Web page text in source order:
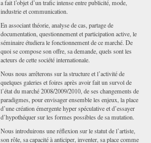
a fait l’objet d’un trafic intense entre publicité, mode,
industrie et communication.
En associant théorie, analyse de cas, partage de
documentation, questionnement et participation active, le
séminaire étudiera le fonctionnement de ce marché. De
quoi se compose son offre, sa demande, quels sont les
acteurs de cette société internationale.
Nous nous arrêterons sur la structure et l’activité de
quelques galeries et foires après avoir fait un survol de
l’état du marché 2008/2009/2010, de ses changements de
paradigmes, pour envisager ensemble les enjeux, la place
d’une création émergente hyper spéculative et d’essayer
d’hypothéquer sur les formes possibles de sa mutation.
Nous introduirons une réflexion sur le statut de l’artiste,
son rôle, sa capacité à anticiper, inventer, sa place comme